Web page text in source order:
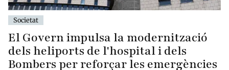
Societat
El Govern impulsa la modernització
dels heliports de l'hospital i dels
Bombers per reforçar les emergències